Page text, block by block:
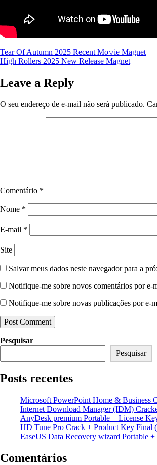
Navegação
de
Post
Tear Of Autumn 2025 Recent Mo𝚟ie Magnet
High Rollers 2025 New Release Magnet
Leave a Reply
O seu endereço de e-mail não será publicado.
Comentário *
Nome *
E-mail *
Site
Salvar meus dados neste navegador para a
Notifique-me sobre novos comentários por e-
Notifique-me sobre novas publicações por e-
Pesquisar
Pesquisar
Posts recentes
Microsoft PowerPoint Home & Business
Internet Download Manager (IDM)
AnyDesk premium Portable + License
HD Tune Pro Crack + Product Key Final
EaseUS Data Recovery wizard Portable
Comentários